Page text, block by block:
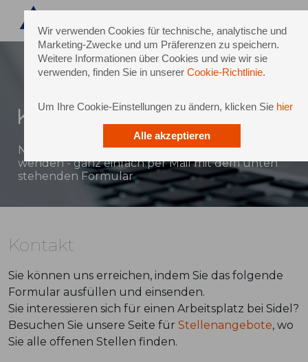
Wir verwenden Cookies für technische, analytische und
Marketing-Zwecke und um Präferenzen zu speichern.
Weitere Informationen über Cookies und wie wir sie
verwenden, finden Sie in unserer Cookie-Richtlinie.
Um Ihre Cookie-Einstellungen zu ändern, klicken Sie hier
Alle akzeptieren
Kontakt
Natürlich können Sie sich auch direkt an Sidel
wenden - ganz einfach per Mail mit dem unten
stehenden Formular
Kontakt
Sie können uns erreichen, indem Sie das folgende
Formular ausfüllen und einsenden.
Sie interessieren sich für einen Arbeitsplatz bei Sidel?
Besuchen Sie unsere Seite für Stellenangebote, wo
Sie alle offenen Stellen finden.